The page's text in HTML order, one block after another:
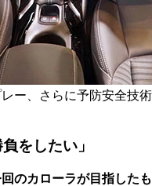
ー、さらに予防安全技術
をしたい」
のカローラが目指したも